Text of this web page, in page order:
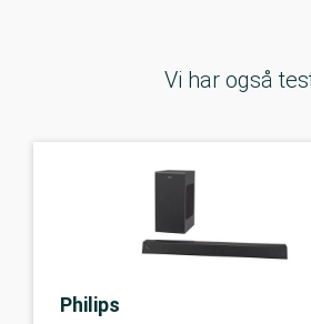
Vi har også
Philips